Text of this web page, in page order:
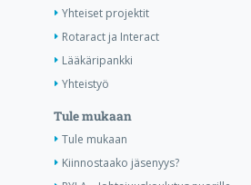
Yhteiset projektit
Rotaract ja Interact
Lääkäripankki
Yhteistyö
Tule mukaan
Tule mukaan
Kiinnostaako jäsenyys?